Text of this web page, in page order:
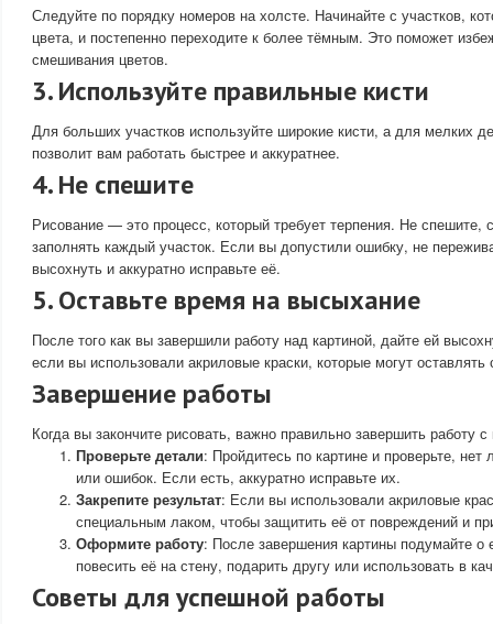
Следуйте по порядку номеров на холсте. Начинайте с участков,
цвета, и постепенно переходите к более тёмным. Это поможет
смешивания цветов.
3. Используйте правильные кисти
Для больших участков используйте широкие кисти, а для мелких
позволит вам работать быстрее и аккуратнее.
4. Не спешите
Рисование — это процесс, который требует терпения. Не спешите,
заполнять каждый участок. Если вы допустили ошибку, не
высохнуть и аккуратно исправьте её.
5. Оставьте время на высыхание
После того как вы завершили работу над картиной, дайте ей
если вы использовали акриловые краски, которые могут
Завершение работы
Когда вы закончите рисовать, важно правильно завершить работу с
Проверьте детали: Пройдитесь по картине и проверьте,
или ошибок. Если есть, аккуратно исправьте их.
Закрепите результат: Если вы использовали акриловые
специальным лаком, чтобы защитить её от повреждений и
Оформите работу: После завершения картины подумайте
повесить её на стену, подарить другу или использовать в
Советы для успешной работы